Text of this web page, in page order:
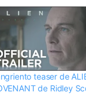
teaser de
de Ridley